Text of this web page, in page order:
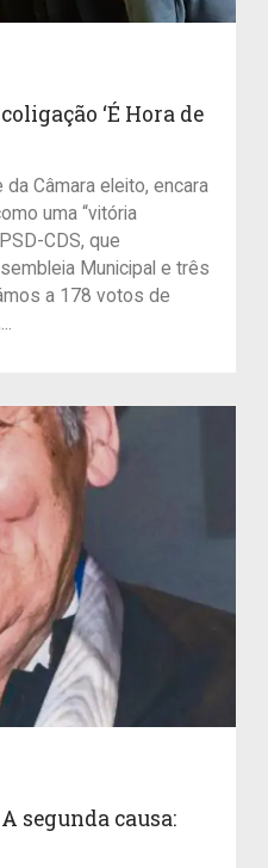
‘É Hora de
Câmara eleito, encara
uma “vitória
CDS, que
Municipal e três
a 178 votos de
segunda causa: